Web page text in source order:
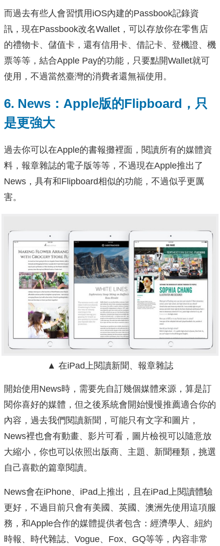
而過去有些人會習慣用iOS內建的Passbook記錄資
訊，現在Passbook改名Wallet，可以存放你在零售店
的禮物卡、儲值卡，還有信用卡、借記卡、登機證、機
票等等，結合Apple Pay的功能，只要點開Wallet就可
使用，不過當然臺灣的消費者還無福使用。
6. News：Apple版的Flipboard，只
是更強大
過去你可以在Apple的書報攤裡面，閱讀所有的媒體資
料，報章雜誌的電子版等等，不過現在Apple推出了
News，具有和Flipboard相似的功能，不過似乎更厲
害。
▲ 在iPad上閱讀新聞、報章雜誌
開始使用News時，需要先自訂幾個媒體來源，算是訂
閱你喜好的媒體，但之後系統會開始慢慢推薦適合你的
內容，過去我們閱讀新聞，可能只有文字和圖片，
News裡也會有動畫、影片可看，圖片檢視可以隨意放
大縮小，你也可以依照出版商、主題、新聞種類，挑選
自己喜歡的篇章閱讀。
News會在iPhone、iPad上推出，且在iPad上閱讀體驗
更好，不過目前只會有美國、英國、澳洲先使用這項服
務，和Apple合作的媒體提供者包含：經濟學人、紐約
時報、時代雜誌、Vogue、Fox、GQ等等，內容非常